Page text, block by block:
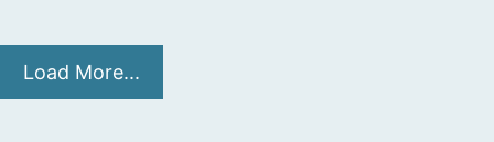
Load More...